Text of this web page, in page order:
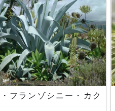
フランゾシニー・カク